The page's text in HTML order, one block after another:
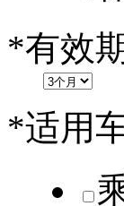
*有效
*适用